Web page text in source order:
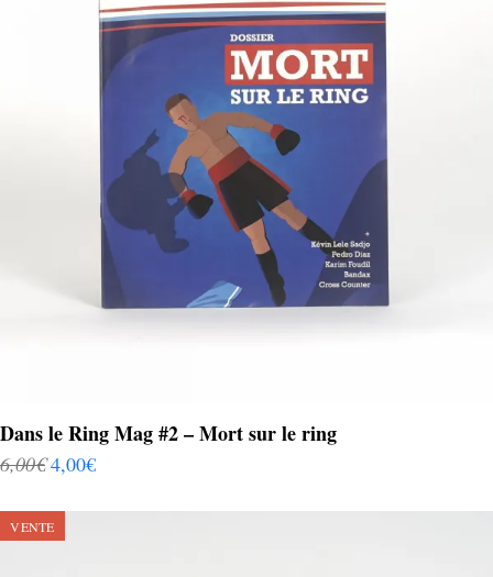
Dans le Ring Mag #2 – Mort sur le ring
6,00€ 4,00€
VENTE